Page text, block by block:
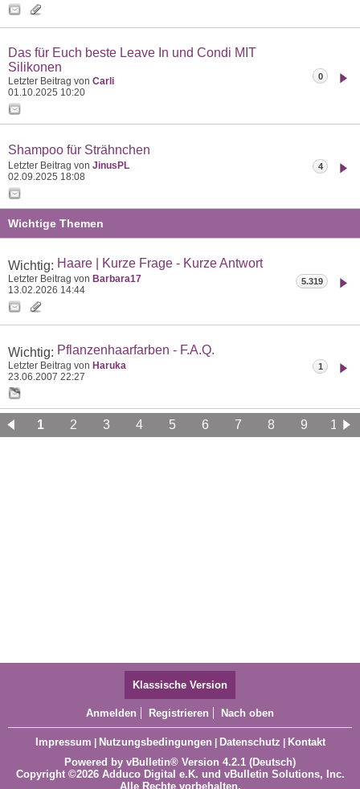
Das für Euch beste Leave In und Condi MIT
Silikonen
Letzter Beitrag von Carli
01.10.2025 10:20
0
Shampoo für Strähnchen
Letzter Beitrag von JinusPL
02.09.2025 18:08
4
Wichtige Themen
Wichtig: Haare | Kurze Frage - Kurze Antwort
Letzter Beitrag von Barbara17
13.02.2026 14:44
5.319
Wichtig: Pflanzenhaarfarben - F.A.Q.
Letzter Beitrag von Haruka
23.06.2007 22:27
1
1 2 3 4 5 6 7 8 9
10
Klassische Version
Anmelden Registrieren Nach oben
Impressum Nutzungsbedingungen Datenschutz
Kontakt
Powered by vBulletin® Version 4.2.1 (Deutsch)
Copyright ©2026 Adduco Digital e.K. und vBulletin Solutions, Inc.
Alle Rechte vorbehalten.